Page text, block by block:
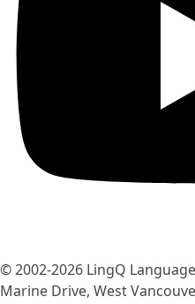
© 2002-2026 LingQ
Marine Drive, West